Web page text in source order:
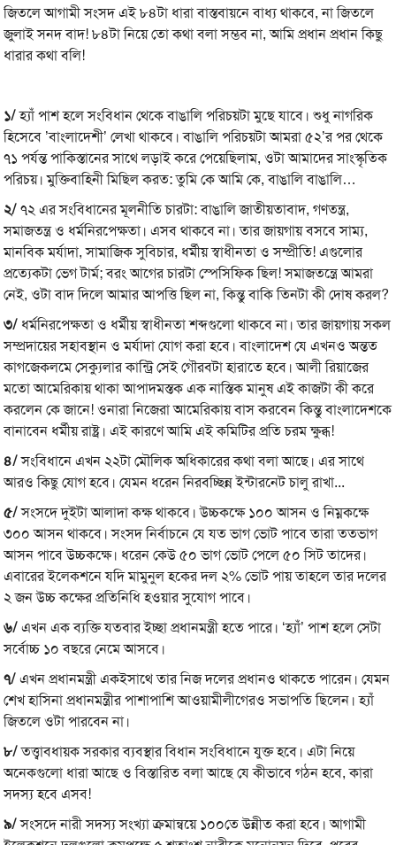
জিতলে আগামী সংসদ এই ৮৪টা ধারা বাস্তবায়নে বাধ্য থাকবে, না জিতলে
জুলাই সনদ বাদ! ৮৪টা নিয়ে তো কথা বলা সম্ভব না, আমি প্রধান প্রধান কিছু
ধারার কথা বলি!
১/হ্যাঁ পাশ হলে সংবিধান থেকে বাঙালি পরিচয়টা মুছে যাবে। শুধু নাগরিক
হিসেবে ’বাংলাদেশী’ লেখা থাকবে। বাঙালি পরিচয়টা আমরা ৫২’র পর থেকে
৭১ পর্যন্ত পাকিস্তানের সাথে লড়াই করে পেয়েছিলাম, ওটা আমাদের সাংস্কৃতিক
পরিচয়। মুক্তিবাহিনী মিছিল করত: তুমি কে আমি কে, বাঙালি বাঙালি…
২/৭২ এর সংবিধানের মূলনীতি চারটা: বাঙালি জাতীয়তাবাদ, গণতন্ত্র,
সমাজতন্ত্র ও ধর্মনিরপেক্ষতা। এসব থাকবে না। তার জায়গায় বসবে সাম্য,
মানবিক মর্যাদা, সামাজিক সুবিচার, ধর্মীয় স্বাধীনতা ও সম্প্রীতি! এগুলোর
প্রত্যেকটা ভেগ টার্ম; বরং আগের চারটা স্পেসিফিক ছিল! সমাজতন্ত্রে আমরা
নেই, ওটা বাদ দিলে আমার আপত্তি ছিল না, কিন্তু বাকি তিনটা কী দোষ করল?
৩/ ধর্মনিরপেক্ষতা ও ধর্মীয় স্বাধীনতা শব্দগুলো থাকবে না। তার জায়গায় সকল
সম্প্রদায়ের সহাবস্থান ও মর্যাদা যোগ করা হবে। বাংলাদেশ যে এখনও অন্তত
কাগজেকলমে সেক্যুলার কান্ট্রি সেই গৌরবটা হারাতে হবে। আলী রিয়াজের
মতো আমেরিকায় থাকা আপাদমস্তক এক নাস্তিক মানুষ এই কাজটা কী করে
করলেন কে জানে! ওনারা নিজেরা আমেরিকায় বাস করবেন কিন্তু বাংলাদেশকে
বানাবেন ধর্মীয় রাষ্ট্র। এই কারণে আমি এই কমিটির প্রতি চরম ক্ষুব্ধ!
৪/সংবিধানে এখন ২২টা মৌলিক অধিকারের কথা বলা আছে। এর সাথে
আরও কিছু যোগ হবে। যেমন ধরেন নিরবচ্ছিন্ন ইন্টারনেট চালু রাখা...
৫/সংসদে দুইটা আলাদা কক্ষ থাকবে। উচ্চকক্ষে ১০০ আসন ও নিম্নকক্ষে
৩০০ আসন থাকবে। সংসদ নির্বাচনে যে যত ভাগ ভোট পাবে তারা ততভাগ
আসন পাবে উচ্চকক্ষে। ধরেন কেউ ৫০ ভাগ ভোট পেলে ৫০ সিট তাদের।
এবারের ইলেকশনে ‍যদি মামুনুল হকের দল ২% ভোট পায় তাহলে তার দলের
২ জন উচ্চ কক্ষের প্রতিনিধি হওয়ার সুযোগ পাবে।
৬/এখন এক ব্যক্তি যতবার ইচ্ছা প্রধানমন্ত্রী হতে পারে। ‘হ্যাঁ’ পাশ হলে সেটা
সর্বোচ্চ ১০ বছরে নেমে আসবে।
৭/এখন প্রধানমন্ত্রী একইসাথে তার নিজ দলের প্রধানও থাকতে পারেন। যেমন
শেখ হাসিনা প্রধানমন্ত্রীর পাশাপাশি আওয়ামীলীগেরও সভাপতি ছিলেন। হ্যাঁ
জিতলে ওটা পারবেন না।
৮/তত্ত্বাবধায়ক সরকার ব্যবস্থার বিধান সংবিধানে যুক্ত হবে। এটা নিয়ে
অনেকগুলো ধারা আছে ও বিস্তারিত বলা আছে যে কীভাবে গঠন হবে, কারা
সদস্য হবে এসব!
৯/সংসদে নারী সদস্য সংখ্যা ক্রমান্বয়ে ১০০তে উন্নীত করা হবে। আগামী